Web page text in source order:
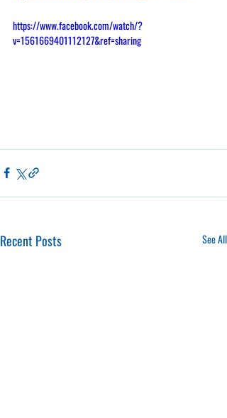
https://www.facebook.com/watch/?
v=1561669401112127&ref=sharing
Recent Posts See All